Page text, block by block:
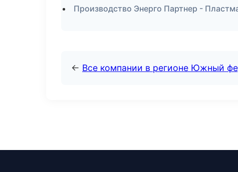
Производство Энерго Партнер -
← Все компании в регионе Южный